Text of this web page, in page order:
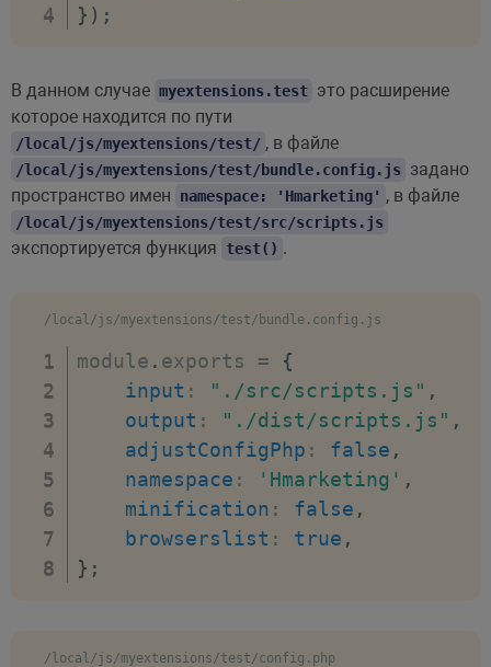
} ) ;
В данном случае myextensions.test это расширение
которое находится по пути
/local/js/myextensions/test/ , в файле
/local/js/myextensions/test/bundle.config.js задано
пространство имен
namespace: 'Hmarketing' , в файле
/local/js/myextensions/test/src/scripts.js
экспортируется функция test() .
/local/js/myextensions/test/bundle.config.js
module . exports =
{
input : "./src/scripts.js" ,
output : "./dist/scripts.js" ,
adjustConfigPhp : false ,
namespace : 'Hmarketing' ,
minification : false ,
browserslist : true ,
} ;
/local/js/myextensions/test/config.php